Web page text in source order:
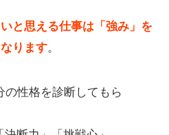
と思える仕事は「強み」を
ります。
の性格を診断してもら